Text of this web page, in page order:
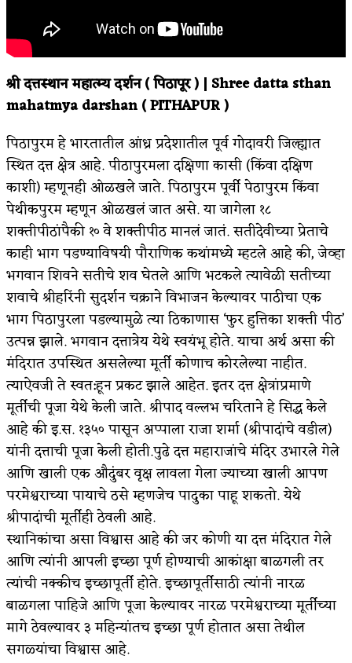
श्री दत्तस्थान महात्म्य दर्शन ( पिठापूर ) | Shree datta sthan
mahatmya darshan ( PITHAPUR )
पिठापुरम हे भारतातील आंध्र प्रदेशातील पूर्व गोदावरी जिल्ह्यात
स्थित दत्त क्षेत्र आहे. पीठापुरमला दक्षिणा कासी (किंवा दक्षिण
काशी) म्हणूनही ओळखले जाते. पिठापुरम पूर्वी पेठापुरम किंवा
पेथीकपुरम म्हणून ओळखलं जात असे. या जागेला १८
शक्तीपीठांपैकी १० वे शक्तीपीठ मानलं जातं. सतीदेवीच्या प्रेताचे
काही भाग पडण्याविषयी पौराणिक कथांमध्ये म्हटले आहे की, जेव्हा
भगवान शिवने सतीचे शव घेतले आणि भटकले त्यावेळी सतीच्या
शवाचे श्रीहरिंनी सुदर्शन चक्राने विभाजन केल्यावर पाठीचा एक
भाग पिठापुरला पडल्यामुळे त्या ठिकाणास ‘फुर हुत्तिका शक्ती पीठ’
उत्पन्न झाले. भगवान दत्तात्रेय येथे स्वयंभू होते. याचा अर्थ असा की
मंदिरात उपस्थित असलेल्या मूर्ती कोणाच कोरलेल्या नाहीत.
त्याऐवजी ते स्वत:हून प्रकट झाले आहेत. इतर दत्त क्षेत्रांप्रमाणे
मूर्तीची पूजा येथे केली जाते. श्रीपाद वल्लभ चरिताने हे सिद्ध केले
आहे की इ.स. १३५० पासून अप्पाला राजा शर्मा (श्रीपादांचे वडील)
यांनी दत्ताची पूजा केली होती.पुढे दत्त महाराजांचे मंदिर उभारले गेले
आणि खाली एक औदुंबर वृक्ष लावला गेला ज्याच्या खाली आपण
परमेश्वराच्या पायाचे ठसे म्हणजेच पादुका पाहू शकतो. येथे
श्रीपादांची मूर्तीही ठेवली आहे.
स्थानिकांचा असा विश्वास आहे की जर कोणी या दत्त मंदिरात गेले
आणि त्यांनी आपली इच्छा पूर्ण होण्याची आकांक्षा बाळगली तर
त्यांची नक्कीच इच्छापूर्ती होते. इच्छापूर्तीसाठी त्यांनी नारळ
बाळगला पाहिजे आणि पूजा केल्यावर नारळ परमेश्वराच्या मूर्तीच्या
मागे ठेवल्यावर ३ महिन्यांतच इच्छा पूर्ण होतात असा तेथील
सगळ्यांचा विश्वास आहे.